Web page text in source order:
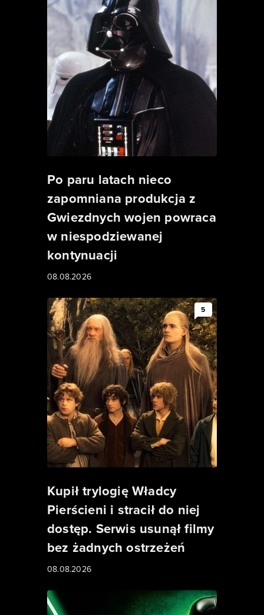
Po paru latach nieco
zapomniana produkcja z
Gwiezdnych wojen powraca
w niespodziewanej
kontynuacji
08.08.2026
5
Kupił trylogię Władcy
Pierścieni i stracił do niej
dostęp. Serwis usunął filmy
bez żadnych ostrzeżeń
08.08.2026